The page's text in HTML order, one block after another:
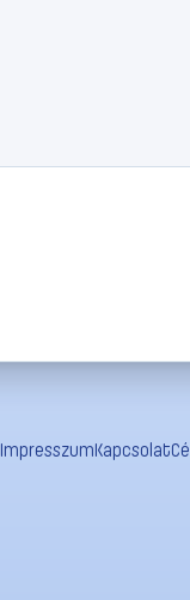
ImpresszumKapcsolat